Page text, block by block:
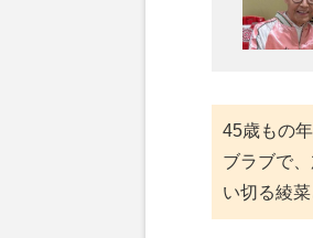
45歳もの
ブラブで
い切る綾